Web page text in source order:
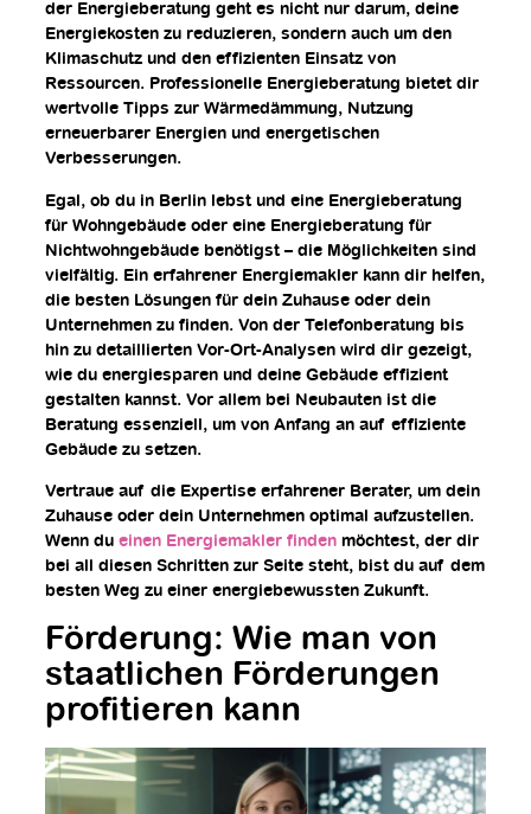
der Energieberatung geht es nicht nur darum, deine
Energiekosten zu reduzieren, sondern auch um den
Klimaschutz und den effizienten Einsatz von
Ressourcen. Professionelle Energieberatung bietet dir
wertvolle Tipps zur Wärmedämmung, Nutzung
erneuerbarer Energien und energetischen
Verbesserungen.
Egal, ob du in Berlin lebst und eine Energieberatung
für Wohngebäude oder eine Energieberatung für
Nichtwohngebäude benötigst – die Möglichkeiten sind
vielfältig. Ein erfahrener Energiemakler kann dir helfen,
die besten Lösungen für dein Zuhause oder dein
Unternehmen zu finden. Von der Telefonberatung bis
hin zu detaillierten Vor-Ort-Analysen wird dir gezeigt,
wie du energiesparen und deine Gebäude effizient
gestalten kannst. Vor allem bei Neubauten ist die
Beratung essenziell, um von Anfang an auf effiziente
Gebäude zu setzen.
Vertraue auf die Expertise erfahrener Berater, um dein
Zuhause oder dein Unternehmen optimal aufzustellen.
Wenn du einen Energiemakler finden möchtest, der dir
bei all diesen Schritten zur Seite steht, bist du auf dem
besten Weg zu einer energiebewussten Zukunft.
Förderung: Wie man von
staatlichen Förderungen
profitieren kann